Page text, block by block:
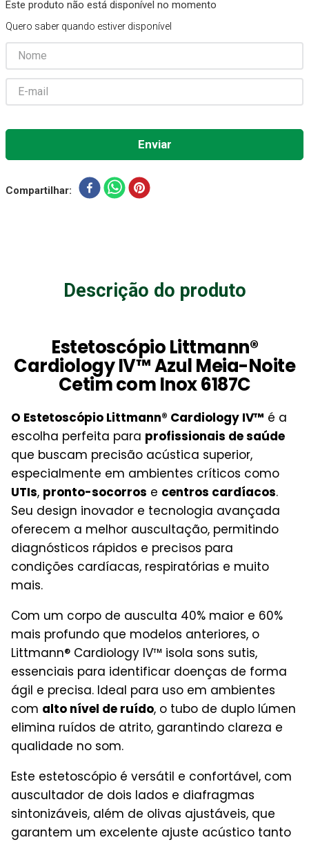
Este produto não está disponível no momento
Quero saber quando estiver disponível
Compartilhar
Descrição do produto
Estetoscópio Littmann®
Cardiology IV™ Azul Meia-Noite
Cetim com Inox 6187C
O Estetoscópio Littmann® Cardiology IV™ é a
escolha perfeita para profissionais de saúde
que buscam precisão acústica superior,
especialmente em ambientes críticos como
UTIs, pronto-socorros e centros cardíacos.
Seu design inovador e tecnologia avançada
oferecem a melhor auscultação, permitindo
diagnósticos rápidos e precisos para
condições cardíacas, respiratórias e muito
mais.
Com um corpo de ausculta 40% maior e 60%
mais profundo que modelos anteriores, o
Littmann® Cardiology IV™ isola sons sutis,
essenciais para identificar doenças de forma
ágil e precisa. Ideal para uso em ambientes
com alto nível de ruído, o tubo de duplo lúmen
elimina ruídos de atrito, garantindo clareza e
qualidade no som.
Este estetoscópio é versátil e confortável, com
auscultador de dois lados e diafragmas
sintonizáveis, além de olivas ajustáveis, que
garantem um excelente ajuste acústico tanto
7 º Absorvente Geriatrico
8º Gaze Esteril
9º Cadeira Banho
10º